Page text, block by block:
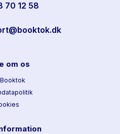
70 12 58
om os